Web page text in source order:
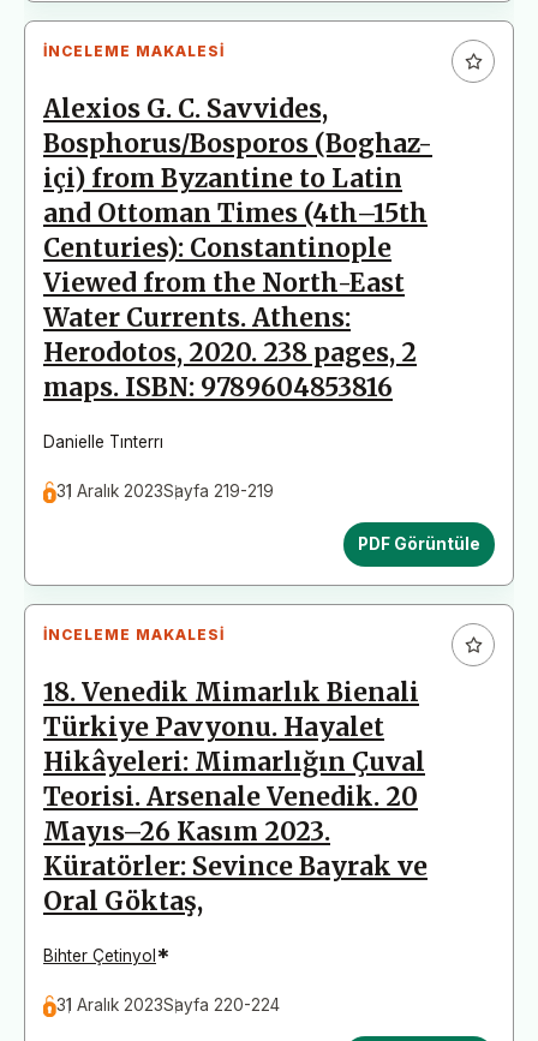
İNCELEME MAKALESI
Alexios G. C. Savvides,
Bosphorus/Bosporos (Boghaz-
içi) from Byzantine to Latin
and Ottoman Times (4th–15th
Centuries): Constantinople
Viewed from the North-East
Water Currents. Athens:
Herodotos, 2020. 238 pages, 2
maps. ISBN: 9789604853816
Danielle Tınterrı
31 Aralık 2023Sayfa 219-219
PDF Görüntüle
İNCELEME MAKALESI
18. Venedik Mimarlık Bienali
Türkiye Pavyonu. Hayalet
Hikâyeleri: Mimarlığın Çuval
Teorisi. Arsenale Venedik. 20
Mayıs–26 Kasım 2023.
Küratörler: Sevince Bayrak ve
Oral Göktaş,
Bihter Çetinyol *
31 Aralık 2023Sayfa 220-224